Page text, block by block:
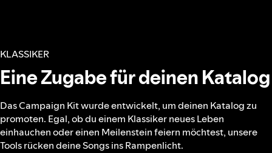
KLASSIKER
Eine Zugabe für deinen Katalog
Das Campaign Kit wurde entwickelt, um deinen Katalog zu
promoten. Egal, ob du einem Klassiker neues Leben
einhauchen oder einen Meilenstein feiern möchtest, unsere
Tools rücken deine Songs ins Rampenlicht.